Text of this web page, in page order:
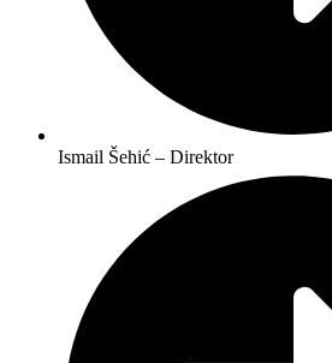
Ismail Šehić – Direktor